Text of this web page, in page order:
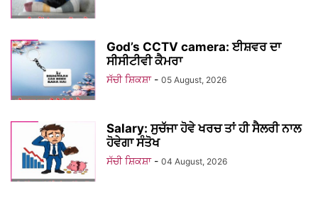
God’s CCTV camera: ਈਸ਼ਵਰ ਦਾ
ਸੀਸੀਟੀਵੀ ਕੈਮਰਾ
ਸੱਚੀ ਸ਼ਿਕਸ਼ਾ - 05 August, 2026
Salary: ਸੁਚੱਜਾ ਹੋਵੇ ਖਰਚ ਤਾਂ ਹੀ ਸੈਲਰੀ ਨਾਲ
ਹੋਵੇਗਾ ਸੰਤੋਖ
ਸੱਚੀ ਸ਼ਿਕਸ਼ਾ - 04 August, 2026